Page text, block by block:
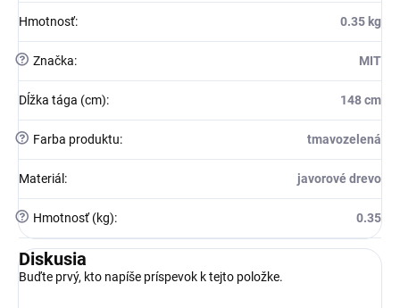
Hmotnosť: 0.35 kg
? Značka: MIT
Dĺžka tága (cm): 148 cm
? Farba produktu: tmavozelená
Materiál : javorové drevo
? Hmotnosť (kg): 0.35
Diskusia
Buďte prvý, kto napíše príspevok k tejto položke.